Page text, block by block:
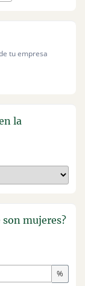
tu empresa
la
mujeres?
%